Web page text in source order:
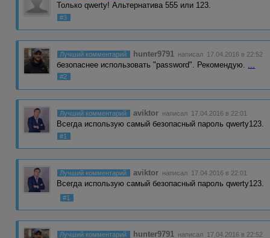
Только qwerty! Альтернатива 555 или 123.
#3
Лучший комментарий hunter9791 написал 17.04.2016 в 22:52
безопаснее использовать "password". Рекомендую.
#2
Лучший комментарий aviktor написал 17.04.2016 в 22:01
Всегда использую самый безопасный пароль qwerty123.
#1
Лучший комментарий aviktor написал 17.04.2016 в 22:01
Всегда использую самый безопасный пароль qwerty123.
#1
Лучший комментарий hunter9791 написал 17.04.2016 в 22:52